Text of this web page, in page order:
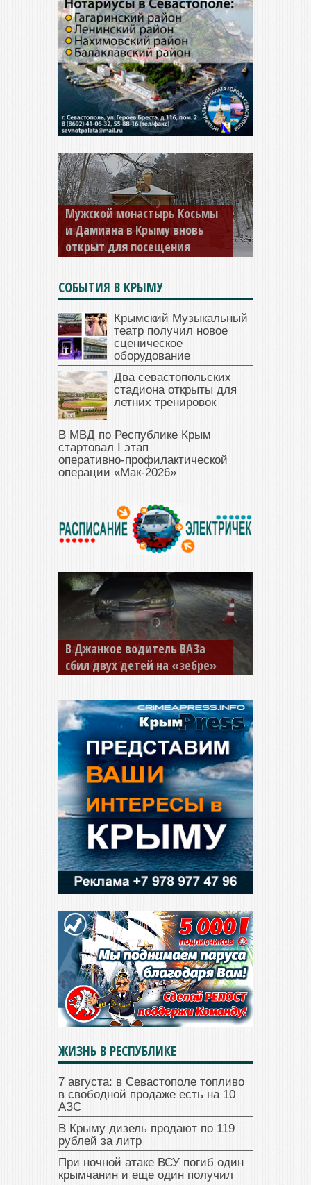
Мужской монастырь Косьмы
и Дамиана в Крыму вновь
открыт для посещения
СОБЫТИЯ В КРЫМУ
Крымский Музыкальный
театр получил новое
сценическое
оборудование
Два севастопольских
стадиона открыты для
летних тренировок
В МВД по Республике Крым
стартовал I этап
оперативно‑профилактической
операции «Мак‑2026»
В Джанкое водитель ВАЗа
сбил двух детей на «зебре»
ЖИЗНЬ В РЕСПУБЛИКЕ
7 августа: в Севастополе топливо
в свободной продаже есть на 10
АЗС
В Крыму дизель продают по 119
рублей за литр
При ночной атаке ВСУ погиб один
крымчанин и еще один получил